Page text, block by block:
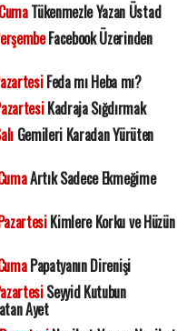
Tükenmezle Yazan Üstad
Facebook Üzerinden
Feda mı Heba mı?
Kadraja Sığdırmak
Gemileri Karadan Yürüten
Artık Sadece Ekmeğime
Kimlere Korku ve Hüzün
Papatyanın Direnişi
Seyyid Kutubun
Ayet